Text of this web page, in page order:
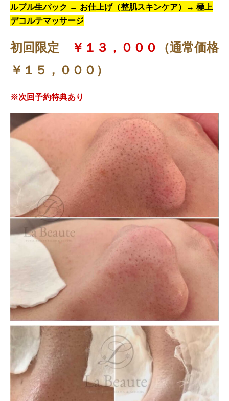
ルプル生パック → お仕上げ（整肌スキンケア）→ 極上
デコルテマッサージ
初回限定 ￥１３，０００
（通常価格
￥１５，０００）
※次回予約特典あり